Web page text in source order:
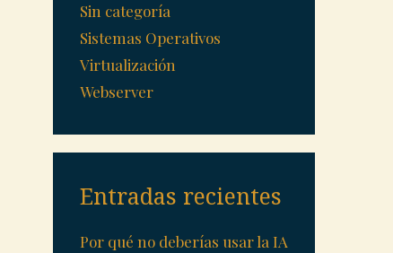
Sin categoría
Sistemas Operativos
Virtualización
Webserver
Entradas recientes
Por qué no deberías usar la IA